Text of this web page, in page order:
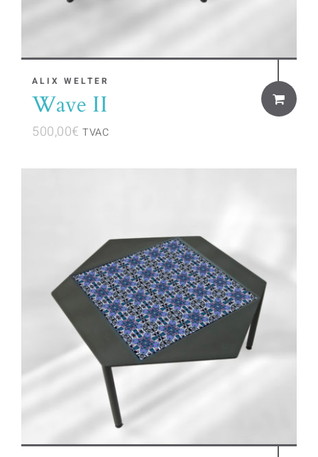
ALIX WELTER
Wave II
500,00€ TVAC